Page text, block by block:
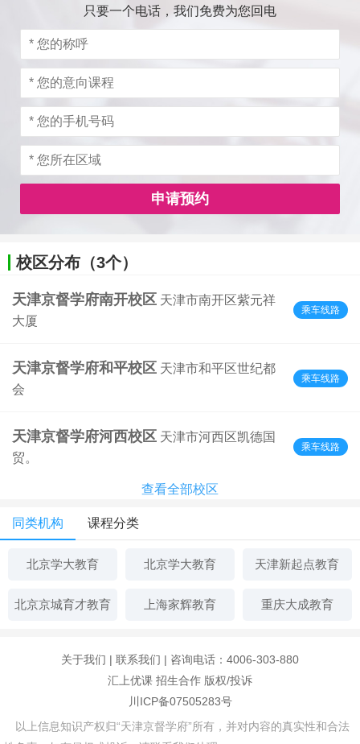
只要一个电话，我们免费为您回电
申请预约
校区分布（3个）
天津京督学府南开校区 天津市南开区紫元祥
大厦
乘车线路
天津京督学府和平校区 天津市和平区世纪都
会
乘车线路
天津京督学府河西校区 天津市河西区凯德国
贸。
乘车线路
查看全部校区
同类机构 课程分类
北京学大教育 北京学大教育 天津新起点教育
北京京城育才教育 上海家辉教育 重庆大成教育
关于我们 | 联系我们 | 咨询电话：4006-303-880
汇上优课 招生合作 版权/投诉
川ICP备07505283号
以上信息知识产权归“天津京督学府”所有，并对内容的真实性和合法